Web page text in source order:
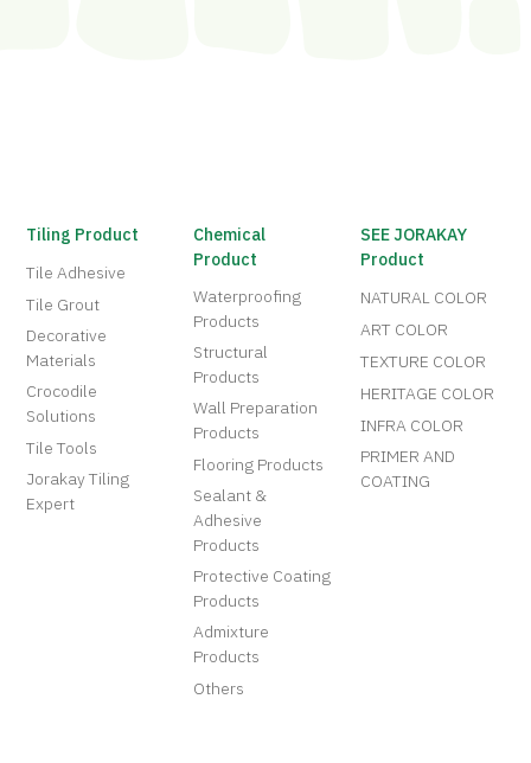
Tiling Product
Tile Adhesive
Tile Grout
Decorative
Materials
Crocodile
Solutions
Tile Tools
Jorakay Tiling
Expert
Chemical
Product
Waterproofing
Products
Structural
Products
Wall Preparation
Products
Flooring Products
Sealant &
Adhesive
Products
Protective Coating
Products
Admixture
Products
Others
SEE JORAKAY
Product
NATURAL COLOR
ART COLOR
TEXTURE COLOR
HERITAGE COLOR
INFRA COLOR
PRIMER AND
COATING